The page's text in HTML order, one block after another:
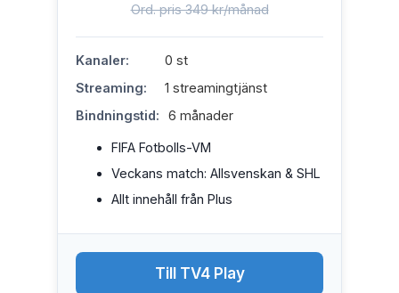
Ord. pris 349 kr/månad
Kanaler:
0 st
Streaming:
1 streamingtjänst
Bindningstid:
6 månader
FIFA Fotbolls-VM
Veckans match: Allsvenskan & SHL
Allt innehåll från Plus
Till TV4 Play